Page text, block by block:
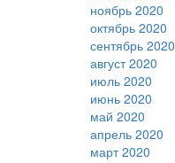
ноябрь 2020
октябрь 2020
сентябрь 2020
август 2020
июль 2020
июнь 2020
май 2020
апрель 2020
март 2020